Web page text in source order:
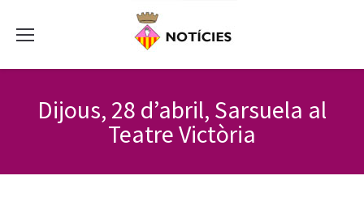
Dijous, 28 d’abril, Sarsuela al
Teatre Victòria